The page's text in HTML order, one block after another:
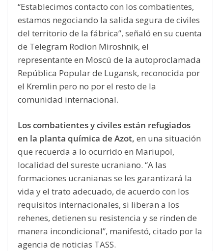
“Establecimos contacto con los combatientes,
estamos negociando la salida segura de civiles
del territorio de la fábrica”, señaló en su cuenta
de Telegram Rodion Miroshnik, el
representante en Moscú de la autoproclamada
República Popular de Lugansk, reconocida por
el Kremlin pero no por el resto de la
comunidad internacional.
Los combatientes y civiles están refugiados
en la planta química de Azot, en una situación
que recuerda a lo ocurrido en Mariupol,
localidad del sureste ucraniano. “A las
formaciones ucranianas se les garantizará la
vida y el trato adecuado, de acuerdo con los
requisitos internacionales, si liberan a los
rehenes, detienen su resistencia y se rinden de
manera incondicional”, manifestó, citado por la
agencia de noticias TASS.